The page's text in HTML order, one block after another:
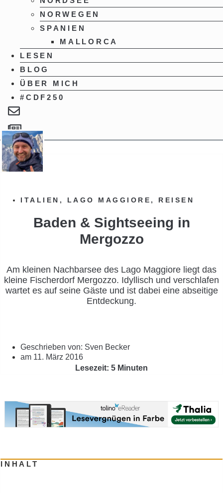
NORWEGEN
SPANIEN
MALLORCA
LESEN
BLOG
ÜBER MICH
#CDF250
ITALIEN , LAGO MAGGIORE , REISEN
Baden & Sightseeing in
Mergozzo
Am kleinen Nachbarsee des Lago Maggiore liegt das
kleine Fischerdorf Mergozzo. Idyllisch und verschlafen
wartet es auf seine Gäste und ist dabei eine abseitige
Entdeckung.
Geschrieben von: Sven Becker
am 11. März 2016
Lesezeit: 5 Minuten
INHALT